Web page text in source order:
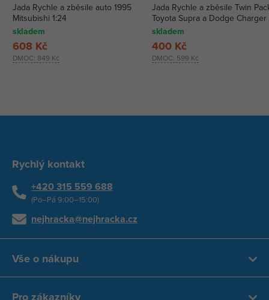
Jada Rychle a zběsile auto 1995
Mitsubishi 1:24
skladem
DMOC: 849 Kč
608 Kč
Jada Rychle a zběsile Twin
Toyota Supra a Dodge Charger
skladem
DMOC: 599 Kč
400 Kč
Rychlý kontakt
+420 315 559 688
(Po–Pá 9:00–15:00)
nejhracka@nejhracka.cz
Vše o nákupu